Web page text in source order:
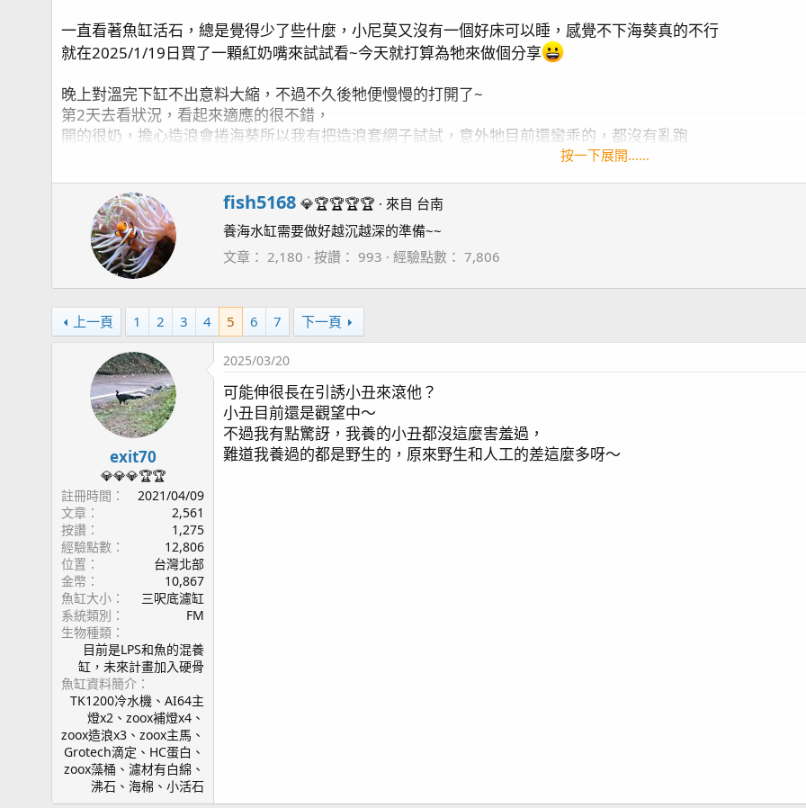
一直看著魚缸活石，總是覺得少了些什麼，小尼莫又沒有一個好床可以睡，感覺不下海葵真的不行
就在2025/1/19日買了一顆紅奶嘴來試試看~今天就打算為牠來做個分享
晚上對溫完下缸不出意料大縮，不過不久後牠便慢慢的打開了~
第2天去看狀況，看起來適應的很不錯，
開的很奶，擔心造浪會捲海葵所以我有把造浪套網子試試，意外牠目前還蠻乖的，都沒有亂跑
，不過我都放在最佳觀賞位置了，拜託請妳不要亂跑^^好嗎
------------------------以下為成長記錄更新連結~~記得去看喔
不知道左右2邊有沒有相等
2025/1/27 移動了紅奶嘴
2025/2/1日 好像有好轉？！
2025/2/6日 奶嘴大爆發啦~~
2025/2/12日 長大中~~~
2025/3/6日 分裂嘗試失敗
2025/3/10日 怎麼那麼大！
2025/3/16日 海葵口器怎麼那麼小？
2025/3/19日 我喜歡現在的位置，很像棵樹
2025/3/22日 新進生物啦！綠奶嘴
2025/3/29日 綠奶嘴放到杯子裡~~
2025/4/4日 海葵睡覺
2025/4/7日 綠奶真巨大32+有了
2025/5/8 綠奶追上去了～～
2025/6/10 在大大的魚缸裡面飄啊～飄～啊～飄～～
2025/11/15 好久沒更新，發生好多事
R
e
a
c
t
i
o
n
clownfish78
按一下展開……
W
i
t
e
n
b
y
fish5168 💎🏆🏆🏆🏆 · 來自 台南
養海水缸需要做好越沉越深的準備~~
文章
2,180 按讚 993 經驗點數 7,806
上一頁 1 2 3 4 5 6 7 下一頁
exit70
💎💎💎🏆🏆
註冊時間
2021/04/09
文章
2,561
按讚
1,275
經驗點數
12,806
位置
台灣北部
金幣
10,867
魚缸大小
三呎底濾缸
系統類別
FM
生物種類
目前是LPS和魚的混養
缸，未來計畫加入硬骨
魚缸資料簡介
TK1200冷水機、AI64主
燈x2、zoox補燈x4、
zoox造浪x3、zoox主馬、
Grotech滴定、HC蛋白、
zoox藻桶、濾材有白綿、
沸石、海棉、小活石
2025/03/20
可能伸很長在引誘小丑來滾他？
小丑目前還是觀望中～
不過我有點驚訝，我養的小丑都沒這麼害羞過，
難道我養過的都是野生的，原來野生和人工的差這麼多呀～